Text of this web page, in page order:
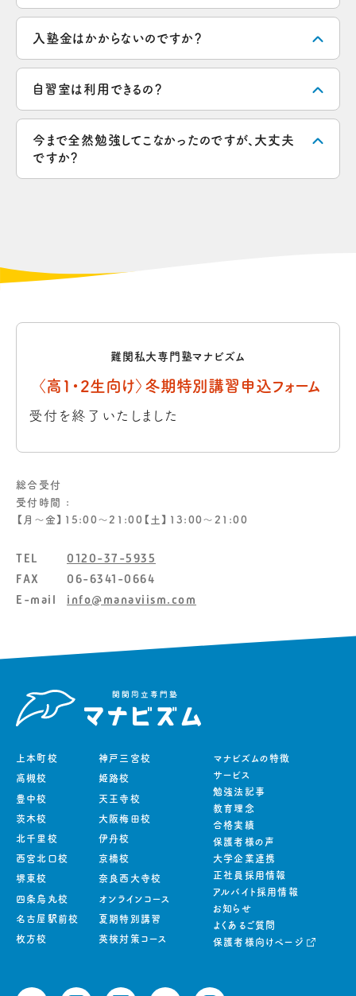
入塾金はかからないのですか？
自習室は利用できるの？
今まで全然勉強してこなかったのですが、大丈夫
ですか？
難関私大専門塾マナビズム
〈高1・2生向け〉冬期特別講習申込フォーム
受付を終了いたしました
総合受付
受付時間 :
【月〜金】15:00〜21:00【土】13:00〜21:00
TEL
0120-37-5935
FAX
06-6341-0664
E-mail
info@manaviism.com
上本町校
高槻校
豊中校
茨木校
北千里校
西宮北口校
堺東校
四条烏丸校
名古屋駅前校
枚方校
神戸三宮校
姫路校
天王寺校
大阪梅田校
伊丹校
京橋校
奈良西大寺校
オンラインコース
夏期特別講習
英検対策コース
マナビズムの特徴
サービス
勉強法記事
教育理念
合格実績
保護者様の声
大学企業連携
正社員採用情報
アルバイト採用情報
お知らせ
よくあるご質問
保護者様向けページ